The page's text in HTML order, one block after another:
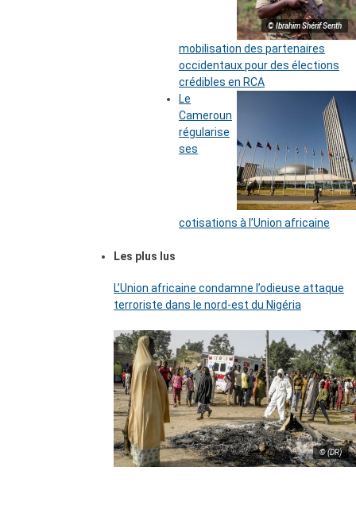
© Ibrahim Shérif Senth
mobilisation des partenaires
occidentaux pour des élections
crédibles en RCA
Le
Cameroun
régularise
ses
cotisations à l’Union africaine
Les plus lus
L’Union africaine condamne l’odieuse attaque
terroriste dans le nord-est du Nigéria
© (DR)